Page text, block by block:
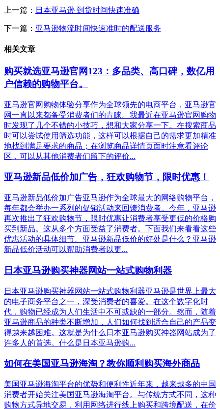
上一篇： 日本亚马逊 到货时间快速准确
下一篇： 亚马逊物流时间快速准时的配送服务
相关文章
购买就选亚马逊官网123：多品类、高口碑，数亿用
户信赖的购物平台。
亚马逊官网购物体验分享作为全球领先的电商平台，亚马逊官
网一直以来都备受消费者们的青睐。我最近在亚马逊官网购物
时发现了几个不错的小技巧，想和大家分享一下。在搜索商品
时可以尝试使用筛选功能，这样可以根据自己的需求更加精准
地找到满足要求的商品；在浏览商品详情页面时注意看评论
区，可以从其他消费者们留下的评价...
亚马逊新品低价加广告，狂欢购物节，限时优惠！
亚马逊新品低价加广告亚马逊作为全球最大的网络购物平台，
每年都会举办一系列的促销活动来回馈消费者。今年，亚马逊
再次推出了狂欢购物节，限时优惠让消费者享受更低的价格购
买到新品。这从多个方面受益了消费者。下面我们来看看这些
优惠活动的具体细节。亚马逊新品低价的好处是什么？亚马逊
新品低价活动可以帮助消费者以更...
日本亚马逊购买神器网站一站式购物利器
日本亚马逊购买神器网站一站式购物利器亚马逊是世界上最大
的电子商务平台之一，深受消费者的喜爱。在这个数字化时
代，购物已经成为人们生活中不可或缺的一部分。然而，随着
亚马逊商品的种类不断增加，人们如何找到适合自己的产品变
得越来越困难。这就是为什么日本亚马逊购买神器网站成为了
许多人的首选。什么是日本亚马逊购...
如何在美国亚马逊海淘？教你顺利购买海外商品
美国亚马逊海淘平台的优势和便利性近年来，越来越多的中国
消费者开始关注美国亚马逊海淘平台。与传统方式不同，这种
购物方式异地交易，利用网络进行线上购买和跨境配送，在价